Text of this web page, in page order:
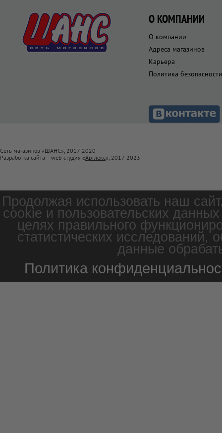
О КОМПАНИИ
О компании
Адреса магазинов
Карьера
Политика безопасности
Сеть магазинов «ШАНС», 2017-2020
Разработка сайта – web-студия «Артлекс», 2017-2023
Продолжая использовать наш
cookie и пользовательских
целях правильного
статистических
данные
Политика